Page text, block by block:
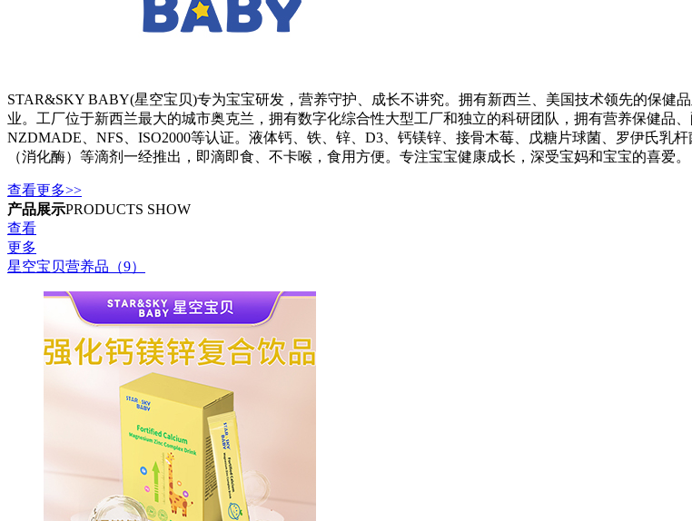
STAR&SKY BABY(星空宝贝)专为宝宝研发，营养守护、成长不讲究。拥有新西兰、美国技术领先的保健
业。工厂位于新西兰最大的城市奥克兰，拥有数字化综合性大型工厂和独立的科研团队，拥有营养保健品
NZDMADE、NFS、ISO2000等认证。液体钙、铁、锌、D3、钙镁锌、接骨木莓、戊糖片球菌、罗伊氏乳
（消化酶）等滴剂一经推出，即滴即食、不卡喉，食用方便。专注宝宝健康成长，深受宝妈和宝宝的喜爱。
查看更多>>
产品展示PRODUCTS SHOW
查看
更多
星空宝贝营养品（9）